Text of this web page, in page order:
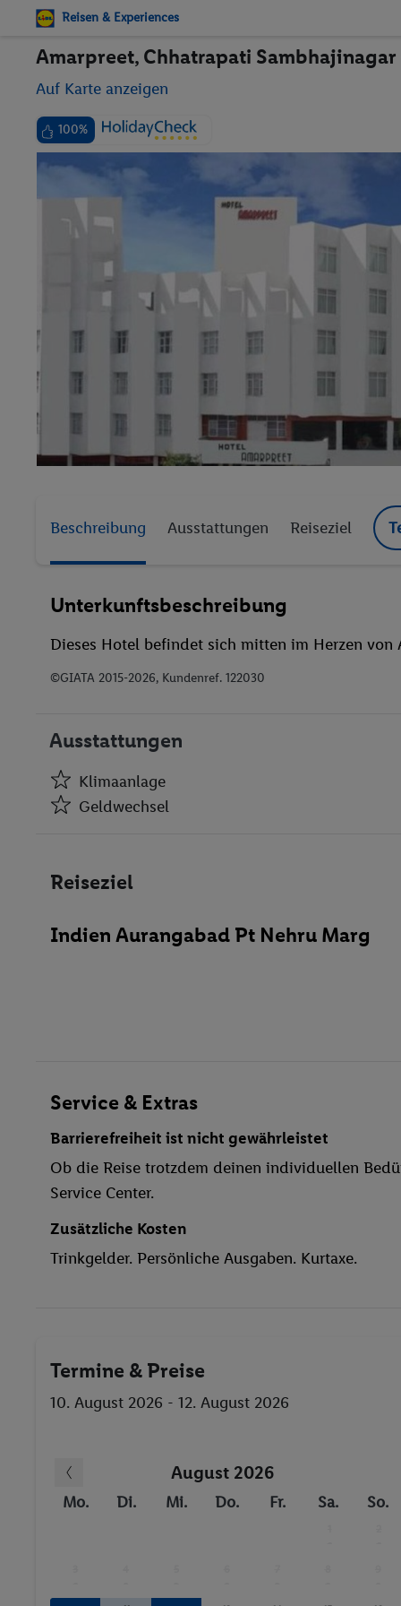
Reisen & Experiences
Amarpreet, Chhatrapati
Auf Karte anzeigen
100%
Beschreibung Ausstattungen Reiseziel
Unterkunftsbeschreibung
Dieses Hotel befindet sich mitten im Herzen von
©GIATA 2015-2026, Kundenref. 122030
Ausstattungen
Klimaanlage
Geldwechsel
Geldwechsel
Aufzüge
Restaurant(s)
behindertengerecht
WLAN
Pool- / Snackbar
Anzahl der Pools
Reiseziel
Indien Aurangabad Pt Nehru Marg
Service & Extras
Barrierefreiheit ist nicht gewährleistet
Ob die Reise trotzdem deinen individuellen
Service Center.
Zusätzliche Kosten
Trinkgelder. Persönliche Ausgaben. Kurtaxe.
Termine & Preise
10. August 2026 - 12. August 2026
August 2026
Mo. Di. Mi. Do. Fr. Sa. So.